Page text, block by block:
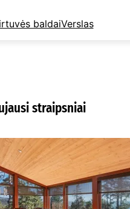
baldaiVerslas
straipsniai
Kur nusipirkti
medines žaliuzes
Klaipėdoje?
2026-08-01